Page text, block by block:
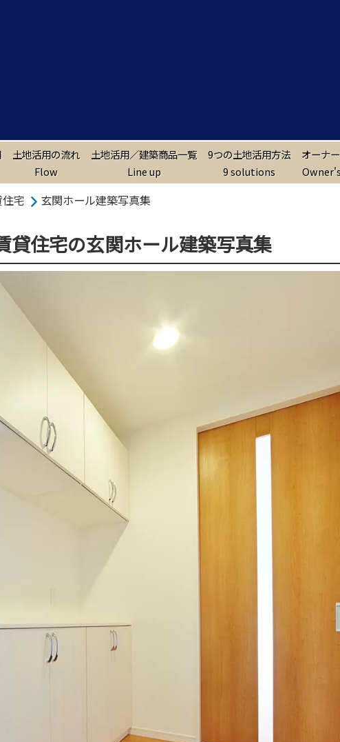
土地活用の流れ
Flow
土地活用／建築商品一覧
Line up
9つの土地活用方法
9 solutions
オーナ
宅 玄関ホール建築写真集
貸住宅の玄関ホール建築写真集